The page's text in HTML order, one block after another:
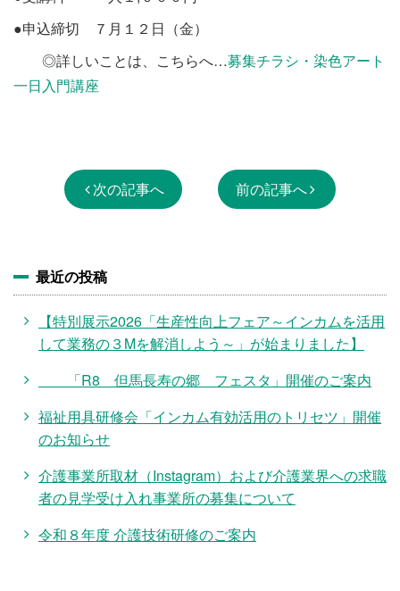
●申込締切 ７月１２日（金）
◎詳しいことは、こちらへ…募集チラシ・染色アート
一日入門講座
次の記事へ 前の記事へ
最近の投稿
【特別展示2026「生産性向上フェア～インカムを活用
して業務の３Mを解消しよう～」が始まりました】
「R8 但馬長寿の郷 フェスタ」開催のご案内
福祉用具研修会「インカム有効活用のトリセツ」開催
のお知らせ
介護事業所取材（Instagram）および介護業界への求職
者の見学受け入れ事業所の募集について
令和８年度 介護技術研修のご案内